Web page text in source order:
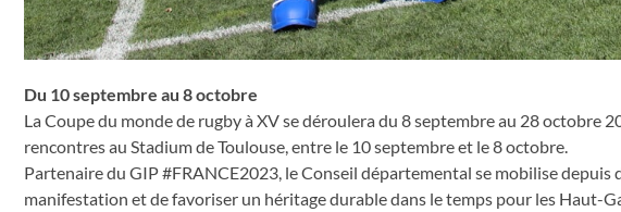
Du 10 septembre au 8 octobre
La Coupe du monde de rugby à XV se déroulera du 8 septembre au 28 octobre
rencontres au Stadium de Toulouse, entre le 10 septembre et le 8 octobre.
Partenaire du GIP #FRANCE2023, le Conseil départemental se mobilise
manifestation et de favoriser un héritage durable dans le temps pour les Haut-